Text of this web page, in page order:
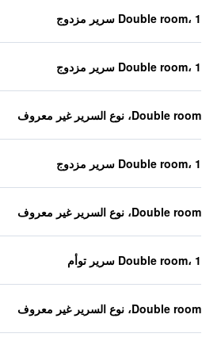
Double room، 1 سرير مزدوج
Double room، 1 سرير مزدوج
Double room، نوع السرير غير معروف
Double room، 1 سرير مزدوج
Double room، نوع السرير غير معروف
Double room، 1 سرير توأم
Double room، نوع السرير غير معروف